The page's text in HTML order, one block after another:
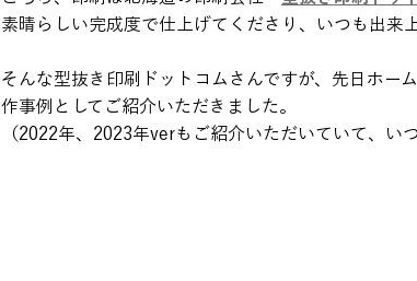
素晴らしい完成度で仕上げてくださり、いつも出来
そんな型抜き印刷ドットコムさんですが、先日ホー
作事例としてご紹介いただきました。
（2022年、2023年verもご紹介いただいていて、い